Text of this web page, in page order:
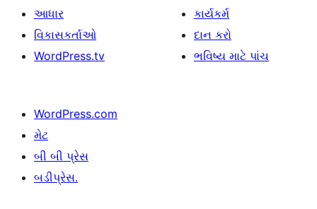
આધાર
વિકાસકર્તાઓ
WordPress.tv
કાર્યકર્મ
દાન કરો
ભવિષ્ય માટે પાંચ
WordPress.com
મેટ
બી બી પ્રેસ
બડીપ્રેસ.